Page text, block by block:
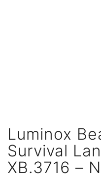
Luminox
Survival
XB.3716 –